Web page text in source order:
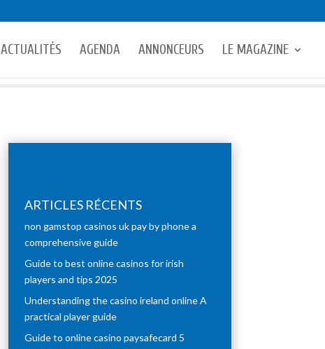
ACTUALITÉS AGENDA ANNONCEURS LE MAGAZINE
ARTICLES RÉCENTS
non gamstop casinos uk pay by phone a
comprehensive guide
Guide to best online casinos for irish
players and tips 2025
Understanding the casino ireland online A
practical player guide
Guide to online casino paysafecard 5